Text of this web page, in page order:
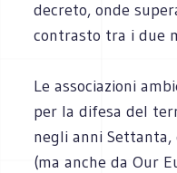
decreto, onde
contrasto tra i due
Le associazioni
per la difesa del
negli anni
(ma anche da Our